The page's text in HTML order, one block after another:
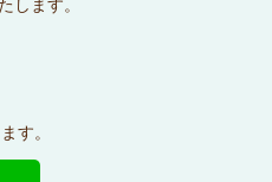
します。
す。